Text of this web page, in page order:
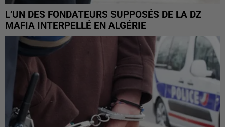
L’UN DES FONDATEURS SUPPOSÉS DE LA DZ
MAFIA INTERPELLÉ EN ALGÉRIE